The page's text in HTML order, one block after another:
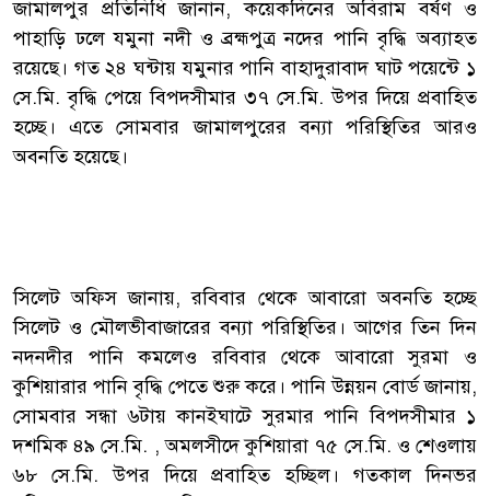
জামালপুর প্রতিনিধি জানান, কয়েকদিনের অবিরাম বর্ষণ ও
পাহাড়ি ঢলে যমুনা নদী ও ব্রহ্মপুত্র নদের পানি বৃদ্ধি অব্যাহত
রয়েছে। গত ২৪ ঘন্টায় যমুনার পানি বাহাদুরাবাদ ঘাট পয়েন্টে ১
সে.মি. বৃদ্ধি পেয়ে বিপদসীমার ৩৭ সে.মি. উপর দিয়ে প্রবাহিত
হচ্ছে। এতে সোমবার জামালপুরের বন্যা পরিস্থিতির আরও
অবনতি হয়েছে।
সিলেট অফিস জানায়, রবিবার থেকে আবারো অবনতি হচ্ছে
সিলেট ও মৌলভীবাজারের বন্যা পরিস্থিতির। আগের তিন দিন
নদনদীর পানি কমলেও রবিবার থেকে আবারো সুরমা ও
কুশিয়ারার পানি বৃদ্ধি পেতে শুরু করে। পানি উন্নয়ন বোর্ড জানায়,
সোমবার সন্ধা ৬টায় কানইঘাটে সুরমার পানি বিপদসীমার ১
দশমিক ৪৯ সে.মি. , অমলসীদে কুশিয়ারা ৭৫ সে.মি. ও শেওলায়
৬৮ সে.মি. উপর দিয়ে প্রবাহিত হচ্ছিল। গতকাল দিনভর